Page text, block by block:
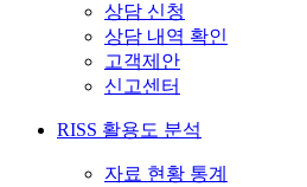
상담 신청
상담 내역 확인
고객제안
신고센터
RISS 활용도 분석
자료 현황 통계